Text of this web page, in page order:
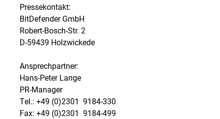
Pressekontakt:
BitDefender GmbH
Robert-Bosch-Str. 2
D-59439 Holzwickede
Ansprechpartner:
Hans-Peter Lange
PR-Manager
Tel.: +49 (0)2301  9184-330
Fax: +49 (0)2301  9184-499